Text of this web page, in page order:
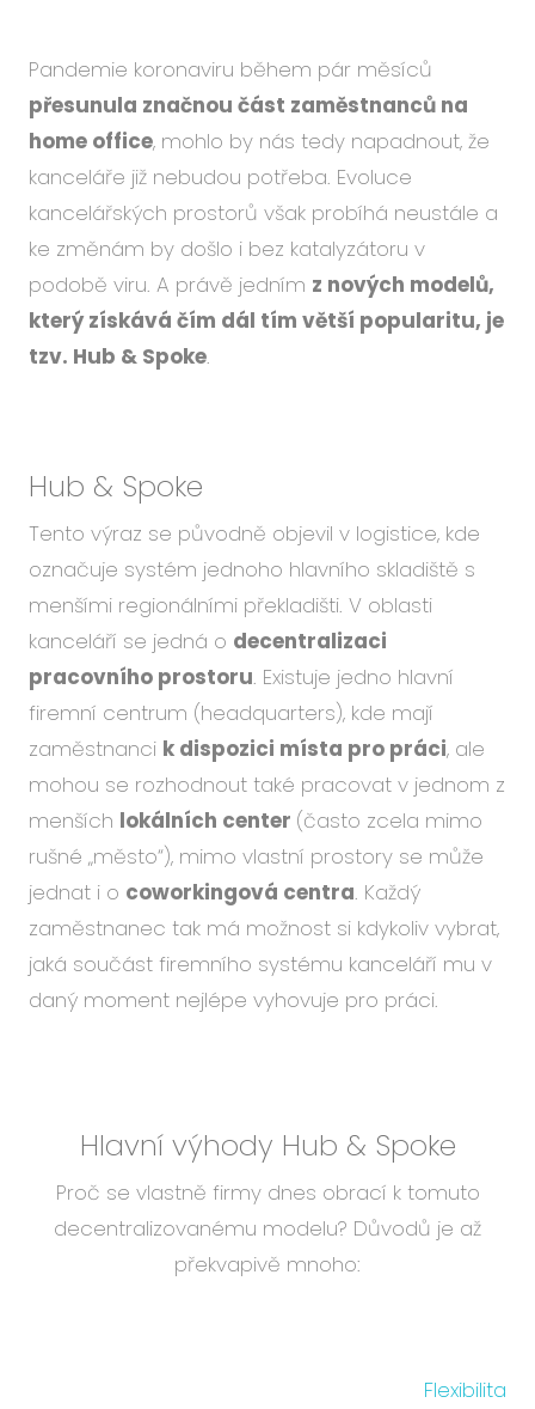
Blog
CS
EN
Pandemie koronaviru během pár měsíců
přesunula značnou část zaměstnanců na
home office, mohlo by nás tedy napadnout, že
kanceláře již nebudou potřeba. Evoluce
kancelářských prostorů však probíhá neustále a
ke změnám by došlo i bez katalyzátoru v
podobě viru. A právě jedním z nových modelů,
který získává čím dál tím větší popularitu, je
tzv. Hub & Spoke.
Hub & Spoke
Tento výraz se původně objevil v logistice, kde
označuje systém jednoho hlavního skladiště s
menšími regionálními překladišti. V oblasti
kanceláří se jedná o decentralizaci
pracovního prostoru. Existuje jedno hlavní
firemní centrum (headquarters), kde mají
zaměstnanci k dispozici místa pro práci, ale
mohou se rozhodnout také pracovat v jednom z
menších lokálních center (často zcela mimo
rušné „město“), mimo vlastní prostory se může
jednat i o coworkingová centra. Každý
zaměstnanec tak má možnost si kdykoliv vybrat,
jaká součást firemního systému kanceláří mu v
daný moment nejlépe vyhovuje pro práci.
Hlavní výhody Hub & Spoke
Proč se vlastně firmy dnes obrací k tomuto
decentralizovanému modelu? Důvodů je až
překvapivě mnoho:
Flexibilita